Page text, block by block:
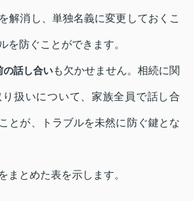
解消し、単独名義に変更しておくこ
を防ぐことができます。
の話し合いも欠かせません。相続に関
扱いについて、家族全員で話し合
とが、トラブルを未然に防ぐ鍵とな
まとめた表を示します。